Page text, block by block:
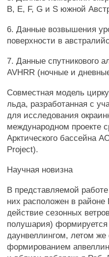
В, Е, F, G и S южной
6. Данные возвышения
поверхности в
7. Данные спутникового
AVHRR (ночные и
Совместная модель
льда, разработанная с
для исследования
международном проекте
Арктического бассейна
Project).
Научная новизна
В представляемой
них расположен в районе
действие сезонных
полушария)
даунвеллингом, летом
формированием